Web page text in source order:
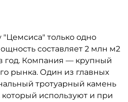
только одно
составляет 2 млн м2
год. Компания — крупный
рынка. Один из главных
тротуарный камень
используют и при